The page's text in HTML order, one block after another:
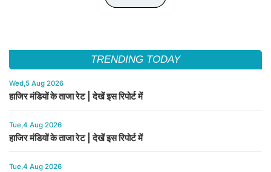
TRENDING TODAY
Wed,5 Aug 2026
हाजिर मंडियों के ताजा रेट | देखें इस रिपोर्ट में
Tue,4 Aug 2026
हाजिर मंडियों के ताजा रेट | देखें इस रिपोर्ट में
Tue,4 Aug 2026